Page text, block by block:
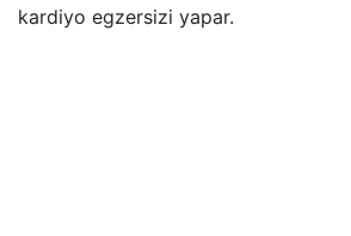
kardiyo egzersizi yapar.